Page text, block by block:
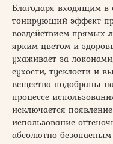
Благодаря входящим в
тонирующий эффект
воздействием прямых
ярким цветом и
ухаживает за
сухости, тусклости и
вещества подобраны
процессе
исключается
использование
абсолютно